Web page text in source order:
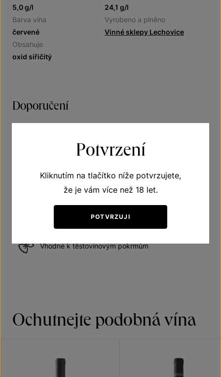
5,0 g/l
24,1 g/l
Barva vína
červené
Vyrobeno a plněno
Vinné sklepy Lechovice
Obsahuje
oxid siřičitý
Doporučení
Vhodné k drůbežímu
Vhodné k těstovinovým pokrmům
Ochutnejte podobná vína
Potvrzení
Kliknutím na tlačítko níže potvrzujete,
že je vám více než 18 let.
POTVRZUJI